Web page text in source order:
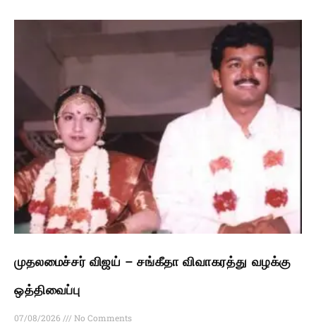
முதலமைச்சர் விஜய் – சங்கீதா விவாகரத்து வழக்கு
ஒத்திவைப்பு
07/08/2026
No Comments